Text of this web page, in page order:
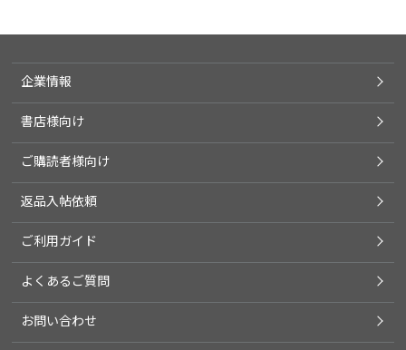
企業情報
書店様向け
ご購読者様向け
返品入帖依頼
ご利用ガイド
よくあるご質問
お問い合わせ